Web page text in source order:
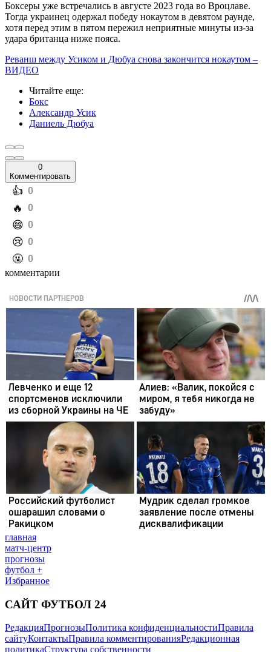
Боксеры уже встречались в августе 2023 года во Вроцлаве.
Тогда украинец одержал победу нокаутом в девятом раунде,
хотя перед этим в пятом пережил неприятные минуты из-за
удара британца ниже пояса.
Реванш между Усиком и Дюбуа снова закончится нокаутом –
ВИДЕО
Читайте еще:
Бокс
Александр Усик
Даниель Дюбуа
0
Комментировать
️👍 0
️🔥 0
️😄 0
️😢 0
️🤬 0
комментарии
главная
матч-центр
прогнозы
футбол +
Избранное
САЙТ ФУТБОЛ 24
РедакцияПрогнозыПолитика конфиденциальностиПравила
сайтуКонтактыПравила комментированияРедакционная
политикаСтруктура собственности